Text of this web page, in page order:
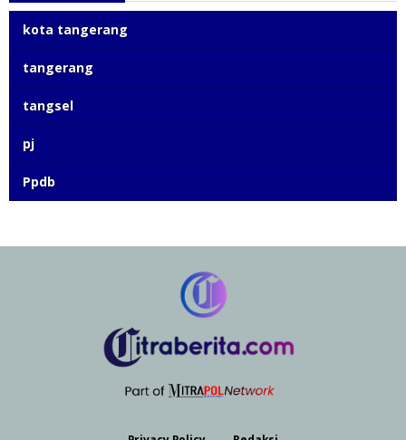
kota tangerang
tangerang
tangsel
pj
Ppdb